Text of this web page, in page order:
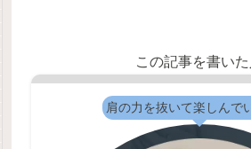
この記事を書いた
肩の力を抜いて楽しんで